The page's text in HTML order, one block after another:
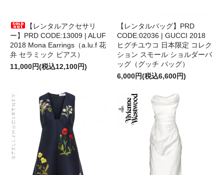
【レンタルアクセサリ
ー】PRD CODE:13009 | ALUF
2018 Mona Earrings（a.lu.f 花
弁 セラミック ピアス）
11,000円(税込12,100円)
【レンタルバッグ】PRD
CODE:02036 | GUCCI 2018
ヒグチユウコ 日本限定 コレク
ション スモール ショルダーバ
ッグ（グッチ バッグ）
6,000円(税込6,600円)